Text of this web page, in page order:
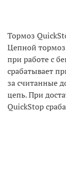
Тормоз
Цепной
при работе с
срабатывает
за считанные
цепь. При
QuickStop